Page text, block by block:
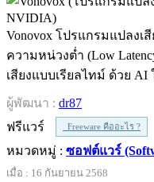
Vonovox โปรแกรมแปลงเ
ความหน่วงต่ำ (Low
เสียงแบบเรียลไทม์ ด้วย AI
ผู้พัฒนา : dr87
ฟรีแวร์
Freeware คืออะไร ?
หมวดหมู่ : ซอฟต์แวร์
เมื่อ : 16 กันยายน 2568